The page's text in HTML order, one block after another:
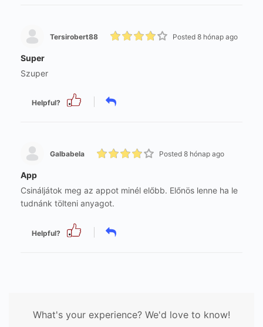
Tersirobert88 Posted 8 hónap ago
Super
Szuper
Helpful?
Galbabela Posted 8 hónap ago
App
Csináljátok meg az appot minél előbb. Előnös lenne ha le
tudnánk tölteni anyagot.
Helpful?
What's your experience? We'd love to know!